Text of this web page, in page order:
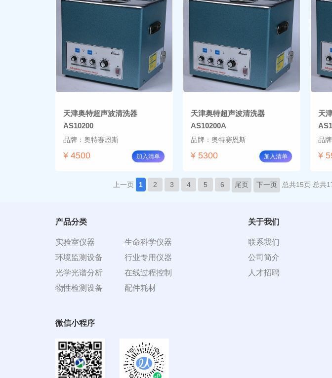
天津奥特超声波清洗器
AS10200
品牌：奥特赛恩斯
¥ 4500 加入清单
天津奥特超声波清洗器
AS10200A
品牌：奥特赛恩斯
¥ 5300 加入清单
天
品
¥
上一页 1 2 3 4 5 6 尾页 下一页 总共15页 总共
产品分类
实验室仪器
环境监测设备
光学光谱分析
物性检测设备
生命科学仪器
行业专用仪器
在线过程控制
配件耗材
关于我们
联系我们
公司简介
人才招聘
微信小程序